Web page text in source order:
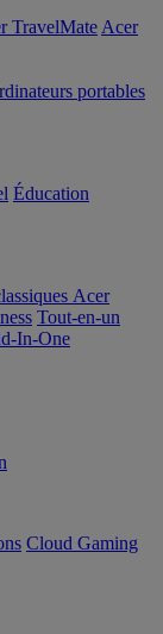
TravelMate Acer
portables
Éducation
Acer
Tout-en-un
In-One
Cloud Gaming